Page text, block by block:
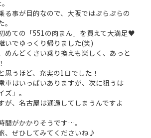
る事が目的なので、大阪ではぷらぷらの
めての「551の肉まん」を買えて大満足♥
いでゆっくり帰りました(笑)
めんどくさい乗り換えも楽しく、あっと
思うほど、充実の1日でした！
車はいっぱいありますが、次に狙うは
ズ」。
、名古屋は通過してしまうんですよ
間がかかりそうです…。
、ぜひしてみてくださいね♪